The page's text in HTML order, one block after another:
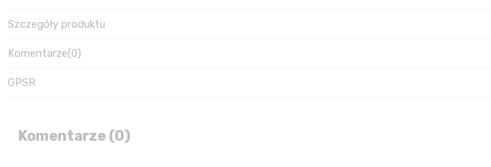
Szczegóły produktu
Komentarze(0)
GPSR
Komentarze (0)